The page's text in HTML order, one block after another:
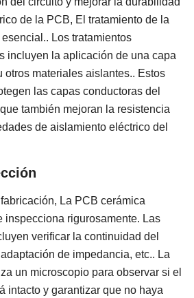
de la PCB, El tratamiento de la
Los tratamientos
incluyen la aplicación de una capa
otros materiales aislantes.. Estos
las capas conductoras del
también mejoran la resistencia
de aislamiento eléctrico del
La PCB cerámica
inspecciona rigurosamente. Las
verificar la continuidad del
de impedancia, etc.. La
un microscopio para observar si el
intacto y garantizar que no haya